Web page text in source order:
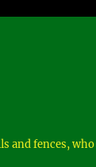
and fences,